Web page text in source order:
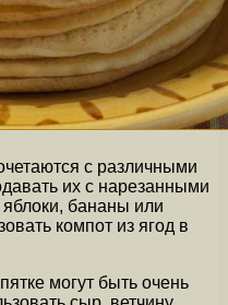
с различными
их с нарезанными
бананы или
компот из ягод в
могут быть очень